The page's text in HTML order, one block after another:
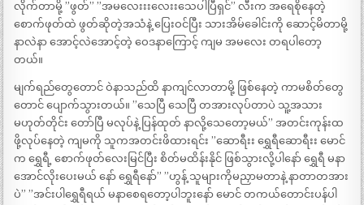
လိုက်တာမို့ ”ဖွတ်” ”အမလေးးးလေးးသေပါပြီရှင်” လီးက အရေစိုနေတဲ့
စောက်ဖုတ်ထဲ ဖွတ်ဆိုတဲ့အသံနဲ့ ပြေးဝင်ပြီး သားအိမ်ခေါင်းကို ဆောင့်မိတာမို့
နာလဲနာ အောင့်လဲအောင့်တဲ့ ဝေဒနာကြောင့် ကျမ အမလေး တရပါတော့
တယ်။
မျက်ရည်တွေတောင် ဝဲနာသည်ထိ နာကျင်လာတာမို့ ဖြစ်နေတဲ့ ကာမစိတ်တွေ
တောင် ပျောက်သွားတယ်။ ”သေပြီ သေပြီ တအားလုပ်တာပဲ သူ့အသား
မဟုတ်တိုင်း တော်ပြီ မလုပ်နဲ့ ပြန်ထုတ် နာလို့သေတော့မယ်” အတင်းကုန်းထ
ဖို့လုပ်နေတဲ့ ကျမကို သူကအတင်းဖိထားရင်း ”ဆောရီးး ရွှေရီဆောရီးး မောင်
က ရွှေရီ့ စောက်ဖုတ်လေးမြင်ပြီး စိတ်မထိန်းနိုင် ဖြစ်သွားလို့ပါနော် ရွှေရီ မနာ
အောင်လိုးပေးမယ် နော် ရွှေရီနော်” ”ဟွန့် သူများကိုမညှာမတာနဲ့ နာတာတအား
ပဲ” ”အင်းပါရွှေရီရယ် မနာစေရတော့ပါဘူးနော် မောင် တကယ်တောင်းပန်ပါ